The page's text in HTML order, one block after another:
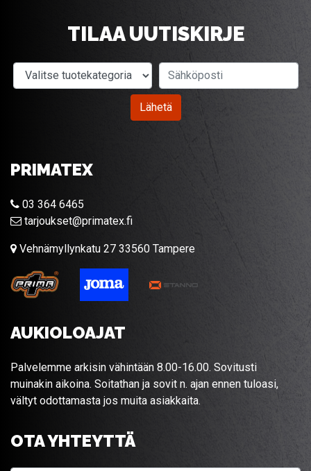
TILAA UUTISKIRJE
Valitse tuotekategoria
Lähetä
PRIMATEX
03 364 6465
tarjoukset@primatex.fi
Vehnämyllynkatu 27 33560 Tampere
AUKIOLOAJAT
Palvelemme arkisin vähintään 8.00-16.00. Sovitusti
muinakin aikoina. Soitathan ja sovit n. ajan ennen tuloasi,
vältyt odottamasta jos muita asiakkaita.
OTA YHTEYTTÄ